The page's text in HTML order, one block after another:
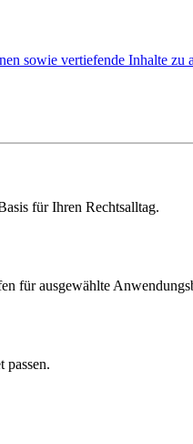
sowie vertiefende Inhalte zu
für Ihren Rechtsalltag.
für ausgewählte
passen.